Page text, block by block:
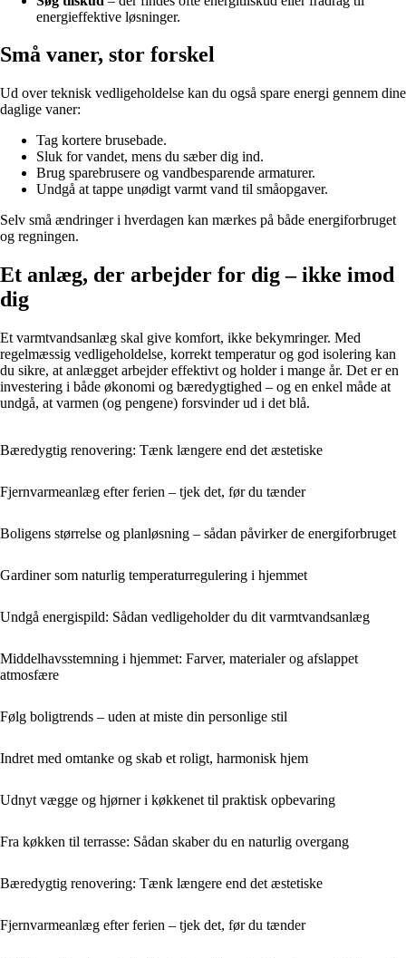
energieffektive løsninger.
Små vaner, stor forskel
Ud over teknisk vedligeholdelse kan du også spare energi gennem dine
daglige vaner:
Tag kortere brusebade.
Sluk for vandet, mens du sæber dig ind.
Brug sparebrusere og vandbesparende armaturer.
Undgå at tappe unødigt varmt vand til småopgaver.
Selv små ændringer i hverdagen kan mærkes på både energiforbruget
og regningen.
Et anlæg, der arbejder for dig – ikke imod
dig
Et varmtvandsanlæg skal give komfort, ikke bekymringer. Med
regelmæssig vedligeholdelse, korrekt temperatur og god isolering kan
du sikre, at anlægget arbejder effektivt og holder i mange år. Det er en
investering i både økonomi og bæredygtighed – og en enkel måde at
undgå, at varmen (og pengene) forsvinder ud i det blå.
Bæredygtig renovering: Tænk længere end det æstetiske
Fjernvarmeanlæg efter ferien – tjek det, før du tænder
Boligens størrelse og planløsning – sådan påvirker de energiforbruget
Gardiner som naturlig temperaturregulering i hjemmet
Undgå energispild: Sådan vedligeholder du dit varmtvandsanlæg
Middelhavsstemning i hjemmet: Farver, materialer og afslappet
atmosfære
Følg boligtrends – uden at miste din personlige stil
Indret med omtanke og skab et roligt, harmonisk hjem
Udnyt vægge og hjørner i køkkenet til praktisk opbevaring
Fra køkken til terrasse: Sådan skaber du en naturlig overgang
Bæredygtig renovering: Tænk længere end det æstetiske
Fjernvarmeanlæg efter ferien – tjek det, før du tænder